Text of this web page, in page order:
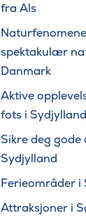
fra Als
spektakulær
Danmark
Aktive
fots i Sydjylland
Sikre deg gode
Sydjylland
Ferieområder i
Attraksjoner i